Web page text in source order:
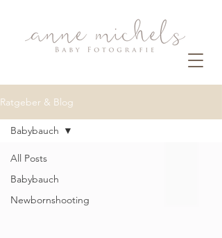
Ratgeber & Blog
All Posts
Babybauch
Newbornshooting
Babybauch